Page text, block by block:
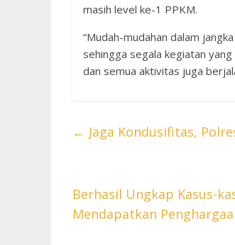
masih level ke-1 PPKM.
“Mudah-mudahan dalam
sehingga segala kegiatan
dan semua aktivitas juga
← Jaga Kondusifitas,
Berhasil Ungkap Kasus-
Mendapatkan